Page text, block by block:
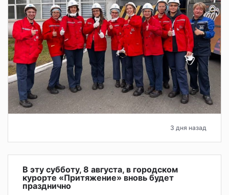
3 дня назад
В эту субботу, 8 августа, в городском
курорте «Притяжение» вновь будет
празднично